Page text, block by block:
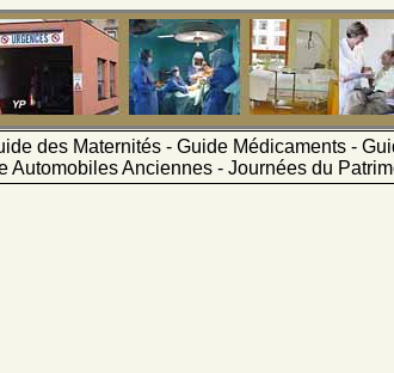
des Maternités - Guide Médicaments -
Anciennes - Journées du